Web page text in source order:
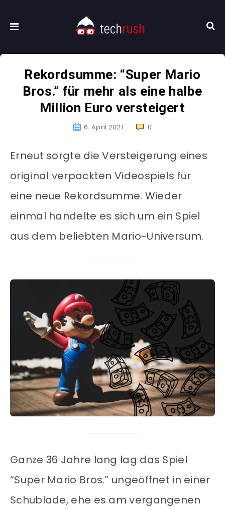
Rekordsumme: “Super Mario
Bros.” für mehr als eine halbe
Million Euro versteigert
6. April 2021 0
Erneut sorgte die Versteigerung eines
original verpackten Videospiels für
eine neue Rekordsumme. Wieder
einmal handelte es sich um ein Spiel
aus dem beliebten Mario-Universum.
Ganze 36 Jahre lang lag das Spiel
“Super Mario Bros.” ungeöffnet in einer
Schublade, ehe es am vergangenen